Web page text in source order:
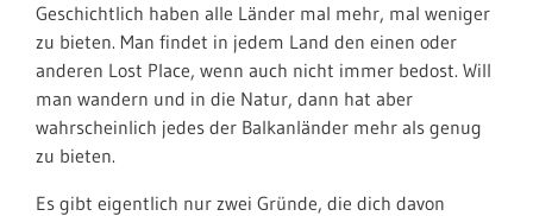
Geschichtlich haben alle Länder mal mehr, mal weniger
zu bieten. Man findet in jedem Land den einen oder
anderen Lost Place, wenn auch nicht immer bedost. Will
man wandern und in die Natur, dann hat aber
wahrscheinlich jedes der Balkanländer mehr als genug
zu bieten.
Es gibt eigentlich nur zwei Gründe, die dich davon